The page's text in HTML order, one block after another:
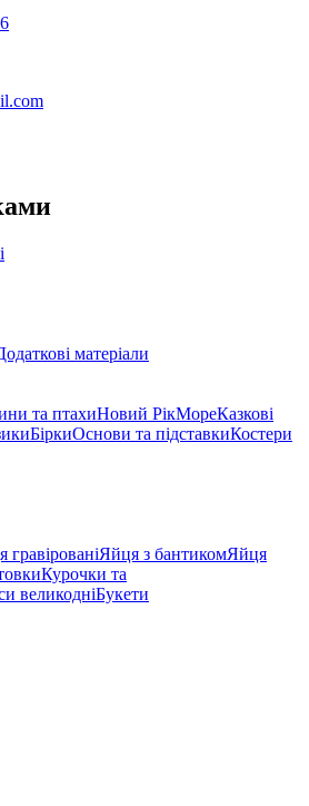
матеріали
та птахиНовий РікМореКазкові
БіркиОснови та підставкиКостери
гравірованіЯйця з бантикомЯйця
Курочки та
великодніБукети